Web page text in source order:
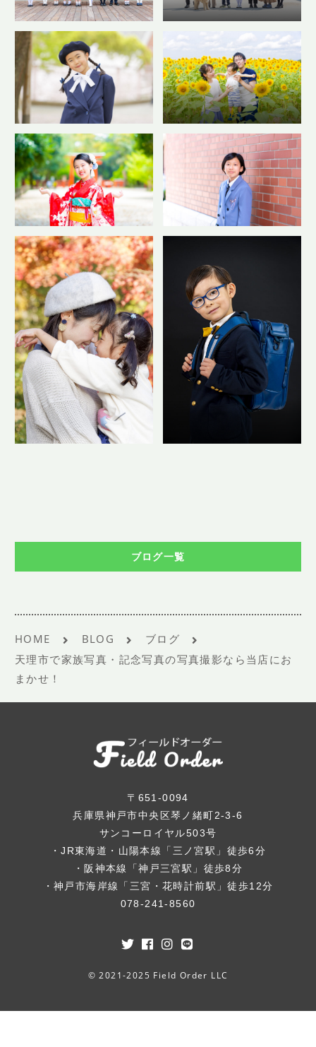
ブログ一覧
HOME BLOG
ブログ
天理市で家族写真・記念写真の写真撮影なら当店にお
まかせ！
〒651-0094
兵庫県神戸市中央区琴ノ緒町2-3-6
サンコーロイヤル503号
・JR東海道・山陽本線「三ノ宮駅」徒歩6分
・阪神本線「神戸三宮駅」徒歩8分
・神戸市海岸線「三宮・花時計前駅」徒歩12分
078-241-8560
© 2021-2025 Field Order LLC